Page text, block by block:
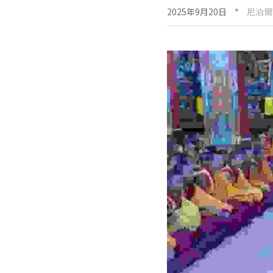
2025年9月20日 · 尼泊